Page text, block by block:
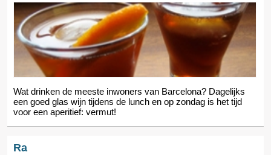
Wat drinken de meeste inwoners van Barcelona? Dagelijks
een goed glas wijn tijdens de lunch en op zondag is het tijd
voor een aperitief: vermut!
Ra